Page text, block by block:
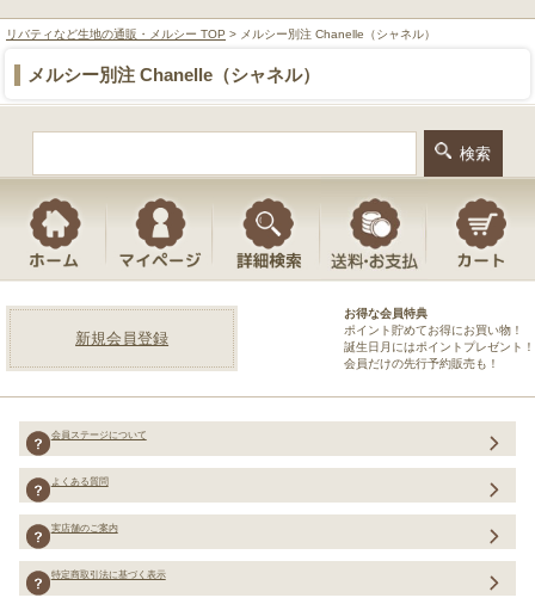
リバティなど生地の通販・メルシー TOP > メルシー別注 Chanelle（シャネル）
メルシー別注 Chanelle（シャネル）
新規会員登録
お得な会員特典
ポイント貯めてお得にお買い物！
誕生日月にはポイントプレゼント！
会員だけの先行予約販売も！
会員ステージについて
よくある質問
実店舗のご案内
特定商取引法に基づく表示